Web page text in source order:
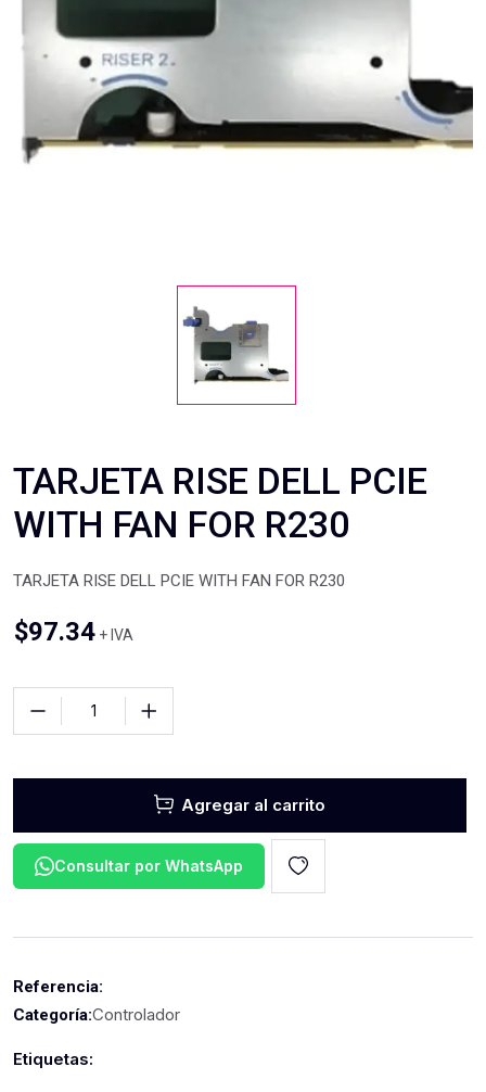
TARJETA RISE DELL PCIE
WITH FAN FOR R230
TARJETA RISE DELL PCIE WITH FAN FOR R230
$97.34 + IVA
Agregar al carrito
Consultar por WhatsApp
Referencia:
Categoría:Controlador
Etiquetas: